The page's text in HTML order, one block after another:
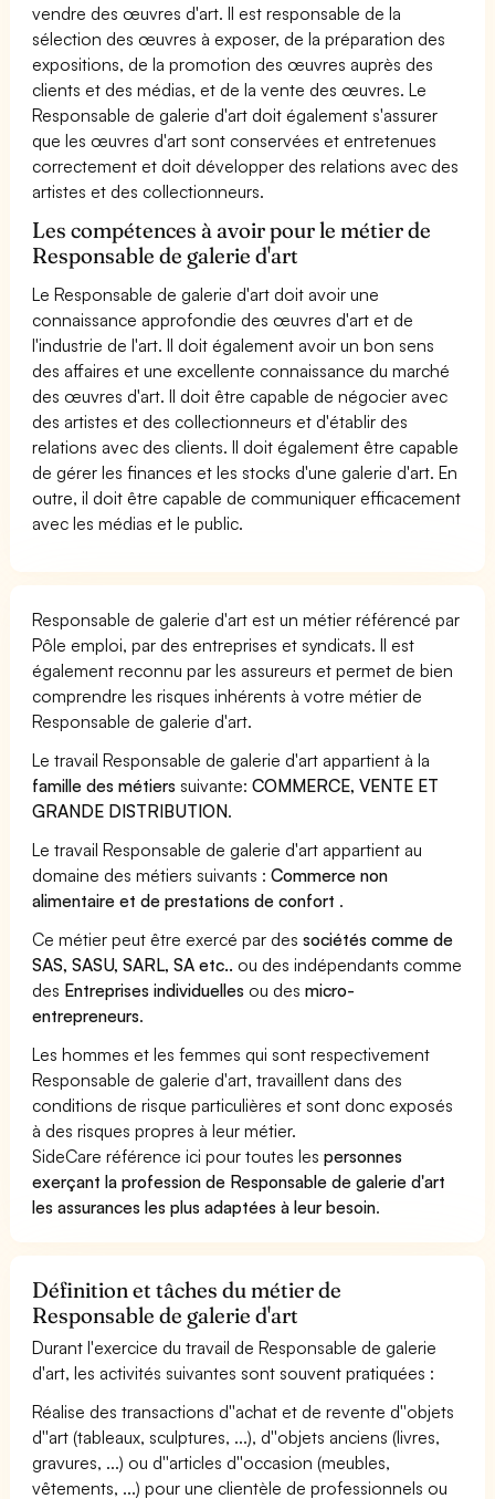
vendre des œuvres d'art. Il est responsable de la
sélection des œuvres à exposer, de la préparation des
expositions, de la promotion des œuvres auprès des
clients et des médias, et de la vente des œuvres. Le
Responsable de galerie d'art doit également s'assurer
que les œuvres d'art sont conservées et entretenues
correctement et doit développer des relations avec des
artistes et des collectionneurs.
Les compétences à avoir pour le métier de
Responsable de galerie d'art
Le Responsable de galerie d'art doit avoir une
connaissance approfondie des œuvres d'art et de
l'industrie de l'art. Il doit également avoir un bon sens
des affaires et une excellente connaissance du marché
des œuvres d'art. Il doit être capable de négocier avec
des artistes et des collectionneurs et d'établir des
relations avec des clients. Il doit également être capable
de gérer les finances et les stocks d'une galerie d'art. En
outre, il doit être capable de communiquer efficacement
avec les médias et le public.
Responsable de galerie d'art est un métier référencé par
Pôle emploi, par des entreprises et syndicats. Il est
également reconnu par les assureurs et permet de bien
comprendre les risques inhérents à votre métier de
Responsable de galerie d'art.
Le travail Responsable de galerie d'art appartient à la
famille des métiers suivante:COMMERCE, VENTE ET
GRANDE DISTRIBUTION.
Le travail Responsable de galerie d'art appartient au
domaine des métiers suivants :Commerce non
alimentaire et de prestations de confort .
Ce métier peut être exercé par dessociétés comme de
SAS, SASU, SARL, SA etc.. ou des indépendants comme
des Entreprises individuelles ou desmicro-
entrepreneurs.
Les hommes et les femmes qui sont respectivement
Responsable de galerie d'art, travaillent dans des
conditions de risque particulières et sont donc exposés
à des risques propres à leur métier.
SideCare référence ici pour toutes lespersonnes
exerçant la profession de Responsable de galerie d'art
les assurances les plus adaptées à leur besoin.
Définition et tâches du métier de
Responsable de galerie d'art
Durant l'exercice du travail de Responsable de galerie
d'art, les activités suivantes sont souvent pratiquées :
Réalise des transactions d''achat et de revente d''objets
d''art (tableaux, sculptures, ...), d''objets anciens (livres,
gravures, ...) ou d''articles d''occasion (meubles,
vêtements, ...) pour une clientèle de professionnels ou